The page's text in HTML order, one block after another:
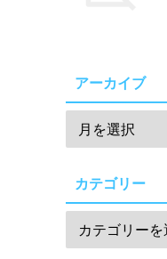
アーカイブ
カテゴリー